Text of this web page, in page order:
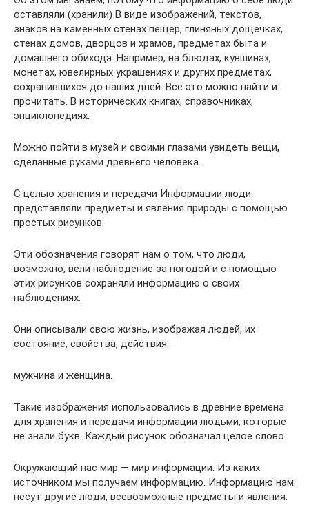
оставляли (хранили) В виде изображений, текстов,
знаков на каменных стенах пещер, глиняных дощечках,
стенах домов, дворцов и храмов, предме­тах быта и
домашнего обихода. Например, на блюдах, кувшинах,
монетах, ювелирных украшениях и других предметах,
сохранившихся до наших дней. Всё это можно найти и
прочитать. В исторических книгах, справочниках,
энциклопедиях.
Можно пойти в музей и своими глазами увидеть вещи,
сделанные руками древнего человека.
С целью хранения и передачи Информации люди
представляли предметы и явления природы с помо­щью
простых рисунков:
Эти обозначения говорят нам о том, что люди,
возможно, вели наблюдение за погодой и с помощью
этих рисунков сохраняли информацию о своих
наблюдениях.
Они описывали свою жизнь, изображая людей, их
состояние, свойства, действия:
мужчина и женщина.
Такие изображения использовались в древние времена
для хранения и передачи информации людь­ми, которые
не знали букв. Каждый рисунок обозна­чал целое слово.
Окружающий нас мир — мир информации. Из каких
источником мы получаем информацию. Информацию нам
несут другие люди, всевозможные предметы и явления.